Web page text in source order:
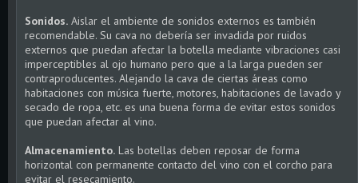
Sonidos. Aislar el ambiente de sonidos externos es también
recomendable. Su cava no debería ser invadida por ruidos
externos que puedan afectar la botella mediante vibraciones casi
imperceptibles al ojo humano pero que a la larga pueden ser
contraproducentes. Alejando la cava de ciertas áreas como
habitaciones con música fuerte, motores, habitaciones de lavado y
secado de ropa, etc. es una buena forma de evitar estos sonidos
que puedan afectar al vino.
Almacenamiento. Las botellas deben reposar de forma
horizontal con permanente contacto del vino con el corcho para
evitar el resecamiento.